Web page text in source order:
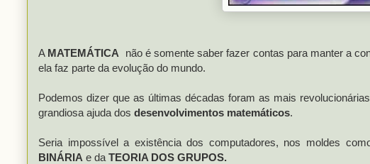
A MATEMÁTICA não é somente saber fazer contas para manter a
ela faz parte da evolução do mundo.
Podemos dizer que as últimas décadas foram as mais
grandiosa ajuda dos desenvolvimentos matemáticos.
Seria impossível a existência dos computadores, nos moldes
BINÁRIA e da TEORIA DOS GRUPOS.